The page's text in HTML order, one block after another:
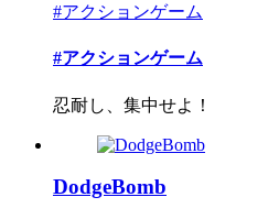
#アクションゲーム
#アクションゲーム
忍耐し、集中せよ！
DodgeBomb